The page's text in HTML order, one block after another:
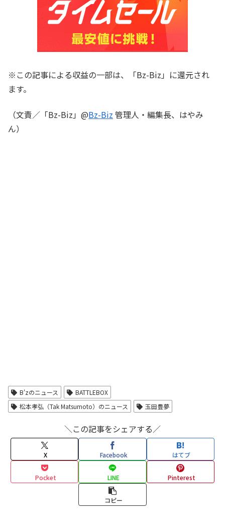
※この記事による収益の一部は、「Bz-Biz」に還元され
ます。
（文責／「Bz-Biz」@Bz-Biz 管理人・編集長、はやみ
ん）
B'zのニュース
BATTLEBOX
松本孝弘（Tak Matsumoto）のニュース
玉田豊夢
＼この記事をシェアする／
X Facebook はてブ
Pocket LINE Pinterest
コピー